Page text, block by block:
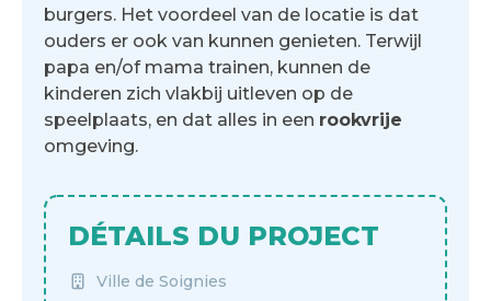
burgers. Het voordeel van de locatie is dat
ouders er ook van kunnen genieten. Terwijl
papa en/of mama trainen, kunnen de
kinderen zich vlakbij uitleven op de
speelplaats, en dat alles in een rookvrije
omgeving.
DÉTAILS DU PROJECT
Ville de Soignies